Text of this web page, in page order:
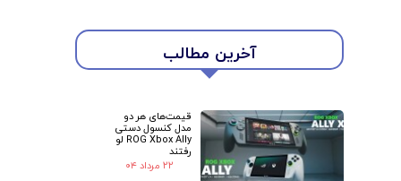
آخرین مطالب
قیمت‌های هر دو
مدل کنسول دستی
ROG Xbox Ally لو
رفتند
۲۲ مرداد ۰۴